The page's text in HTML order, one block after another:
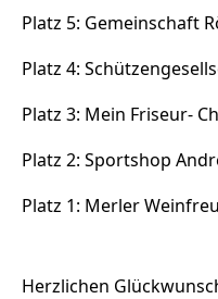
Platz 5: Gemeinschaft
Platz 4:
Platz 3: Mein Friseur-
Platz 2: Sportshop
Platz 1: Merler
Herzlichen